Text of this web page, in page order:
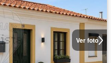
Ver foto